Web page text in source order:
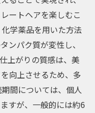
ートヘアを楽しむこ
学薬品を用いた方法
ンパク質が変性し、
上がりの質感は、美
向上させるため、多
間については、個人
すが、一般的には約6